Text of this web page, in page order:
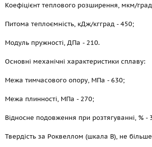
Коефіцієнт теплового розширення, мкм/
Питома теплоємність, кДж/кгград - 450;
Модуль пружності, ДПа - 210.
Основні механічні характеристики сплаву:
Межа тимчасового опору, МПа - 630;
Межа плинності, МПа - 270;
Відносне подовження при розтягуванні, % -
Твердість за Роквеллом (шкала В), не